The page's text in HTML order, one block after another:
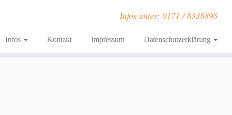
Infos unter: 0171 / 8338898
Infos Kontakt Impressum Datenschutzerklärung